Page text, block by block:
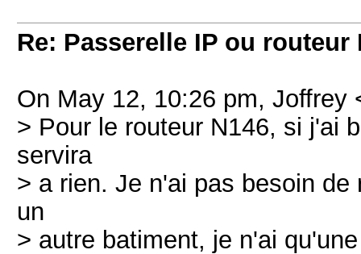
Re: Passerelle IP ou routeur
On May 12, 10:26 pm, Joffrey
> Pour le routeur N146, si j'ai
servira
> a rien. Je n'ai pas besoin
un
> autre batiment, je n'ai